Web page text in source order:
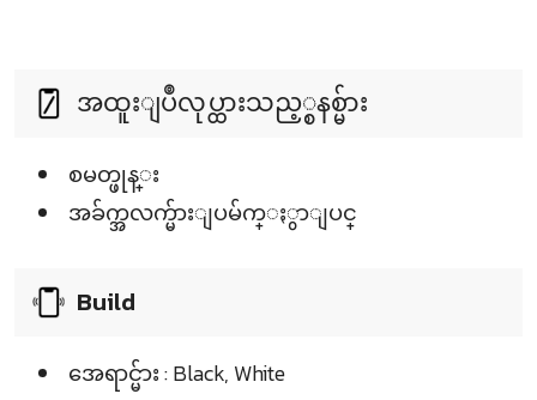
အထူးျပဳလုပ္ထားသည့္စနစ္မ်ား
စမတ္ဖုန္း
အခ်က္အလက္မ်ားျပမ်က္ႏွာျပင္
Build
အေရာင္မ်ား : Black, White